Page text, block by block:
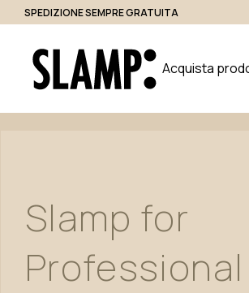
SPEDIZIONE SEMPRE GRATUITA
Acquista
Indoor
Da Tavolo
Parete
Outdoor
Bollard
Applique
Handmade
in Italy
Designer
Accesso
Slamp for
Professional